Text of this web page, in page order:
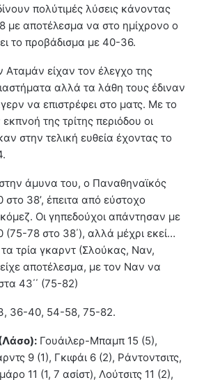
πολύτιμές λύσεις κάνοντας
με αποτέλεσμα να στο ημίχρονο ο
το προβάδισμα με 40-36.
Αταμάν είχαν τον έλεγχο της
αλλά τα λάθη τους έδιναν
να επιστρέφει στο ματς. Με το
της τρίτης περιόδου οι
στην τελική ευθεία έχοντας το
άμυνα του, ο Παναθηναϊκός
38’, έπειτα από εύστοχο
Οι γηπεδούχοι απάντησαν με
(75-78 στο 38΄), αλλά μέχρι εκεί…
τρία γκαρντ (Σλούκας, Ναν,
αποτέλεσμα, με τον Ναν να
43΄΄ (75-82)
36-40, 54-58, 75-82.
Γουάιλερ-Μπαμπ 15 (5),
9 (1), Γκιφάι 6 (2), Ράντοντσιτς,
11 (1, 7 ασίστ), Λούτσιτς 11 (2),